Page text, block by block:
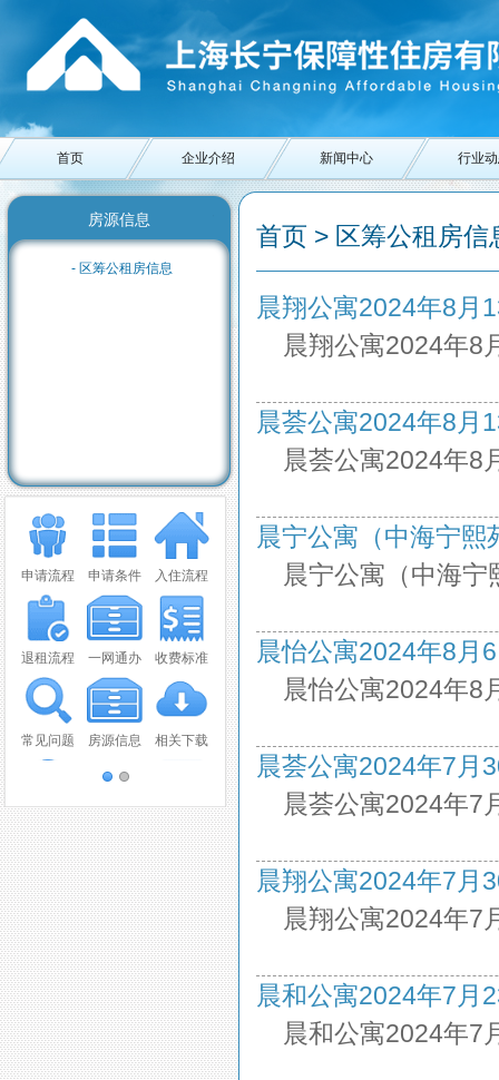
首页 企业介绍 新闻中心 行业
房源信息
- 区筹公租房信息
申请流程 申请条件 入住流程
退租流程 一网通办 收费标准
常见问题 房源信息 相关下载
联系我们 视频播放 报纸新闻
OA系统 意见建议
首页 > 区筹公租房信
晨翔公寓2024年8月
晨翔公寓2024年8
晨荟公寓2024年8月
晨荟公寓2024年8
晨宁公寓（中海宁
晨宁公寓（中海
晨怡公寓2024年8月
晨怡公寓2024年8
晨荟公寓2024年7月
晨荟公寓2024年7
晨翔公寓2024年7月
晨翔公寓2024年7
晨和公寓2024年7月
晨和公寓2024年7